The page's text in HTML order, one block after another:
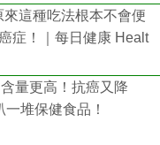
這種吃法根本不會便
症！｜每日健康 Healt
量更高！抗癌又降
堆保健食品！